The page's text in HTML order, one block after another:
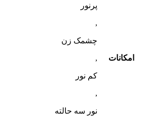
امکانات
پرنور
,
چشمک زن
,
کم نور
,
نور سه حالته